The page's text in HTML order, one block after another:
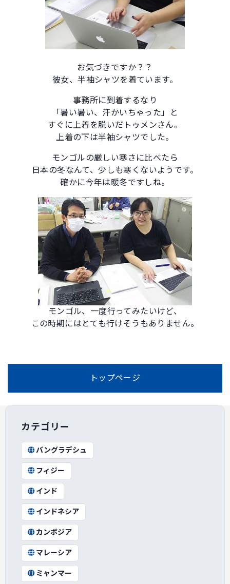
お気づきですか？？
彼女、半袖シャツを着ています。
事務所に到着するなり
「暑い暑い、汗かいちゃった」と
すぐに上着を脱いだトゥメンさん。
上着の下は半袖シャツでした。
モンゴルの厳しい寒さに比べたら
日本の冬なんて、少しも寒くないようです。
確かに今年は暖冬ですしね。
モンゴル、一度行ってみたいけど、
この時期にはとても行けそうもありません。
トップページ
カテゴリー
バングラデシュ
フィジー
インド
インドネシア
カンボジア
マレーシア
ミャンマー